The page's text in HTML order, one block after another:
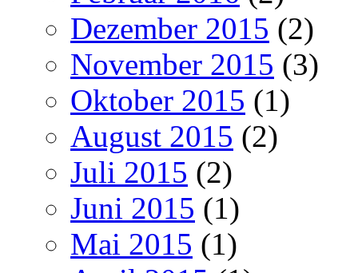
Dezember 2015 (2)
November 2015 (3)
Oktober 2015 (1)
August 2015 (2)
Juli 2015 (2)
Juni 2015 (1)
Mai 2015 (1)